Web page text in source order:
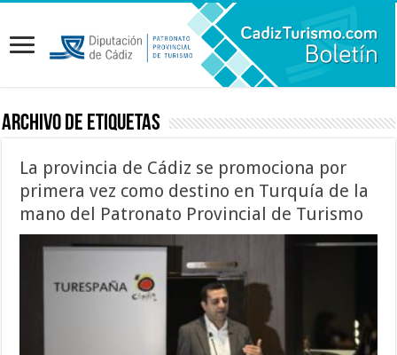
Archivo de etiquetas
La provincia de Cádiz se promociona por
primera vez como destino en Turquía de la
mano del Patronato Provincial de Turismo